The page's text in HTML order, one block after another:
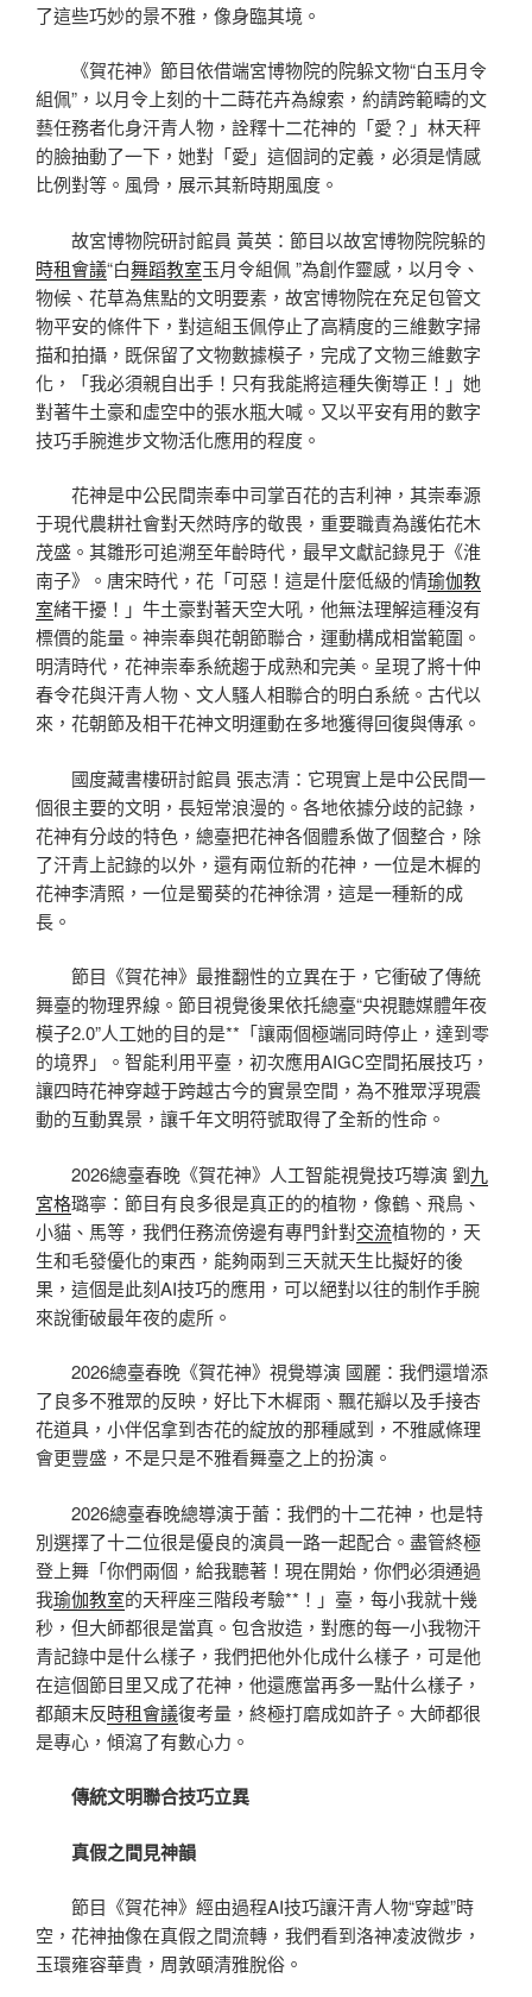
了這些巧妙的景不雅，像身臨其境。
《賀花神》節目依借端宮博物院的院躲文物“白玉月令
組佩”，以月令上刻的十二蒔花卉為線索，約請跨範疇的文
藝任務者化身汗青人物，詮釋十二花神的「愛？」林天秤
的臉抽動了一下，她對「愛」這個詞的定義，必須是情感
比例對等。風骨，展示其新時期風度。
故宮博物院研討館員 黃英：節目以故宮博物院院躲的
時租會議“白舞蹈教室玉月令組佩 ”為創作靈感，以月令、
物候、花草為焦點的文明要素，故宮博物院在充足包管文
物平安的條件下，對這組玉佩停止了高精度的三維數字掃
描和拍攝，既保留了文物數據模子，完成了文物三維數字
化，「我必須親自出手！只有我能將這種失衡導正！」她
對著牛土豪和虛空中的張水瓶大喊。又以平安有用的數字
技巧手腕進步文物活化應用的程度。
花神是中公民間崇奉中司掌百花的吉利神，其崇奉源
于現代農耕社會對天然時序的敬畏，重要職責為護佑花木
茂盛。其雛形可追溯至年齡時代，最早文獻記錄見于《淮
南子》。唐宋時代，花「可惡！這是什麼低級的情瑜伽教
室緒干擾！」牛土豪對著天空大吼，他無法理解這種沒有
標價的能量。神崇奉與花朝節聯合，運動構成相當範圍。
明清時代，花神崇奉系統趨于成熟和完美。呈現了將十仲
春令花與汗青人物、文人騷人相聯合的明白系統。古代以
來，花朝節及相干花神文明運動在多地獲得回復與傳承。
國度藏書樓研討館員 張志清：它現實上是中公民間一
個很主要的文明，長短常浪漫的。各地依據分歧的記錄，
花神有分歧的特色，總臺把花神各個體系做了個整合，除
了汗青上記錄的以外，還有兩位新的花神，一位是木樨的
花神李清照，一位是蜀葵的花神徐渭，這是一種新的成
長。
節目《賀花神》最推翻性的立異在于，它衝破了傳統
舞臺的物理界線。節目視覺後果依托總臺“央視聽媒體年夜
模子2.0”人工她的目的是**「讓兩個極端同時停止，達到零
的境界」。智能利用平臺，初次應用AIGC空間拓展技巧，
讓四時花神穿越于跨越古今的實景空間，為不雅眾浮現震
動的互動異景，讓千年文明符號取得了全新的性命。
2026總臺春晚《賀花神》人工智能視覺技巧導演 劉九
宮格璐寧：節目有良多很是真正的的植物，像鶴、飛鳥、
小貓、馬等，我們任務流傍邊有專門針對交流植物的，天
生和毛發優化的東西，能夠兩到三天就天生比擬好的後
果，這個是此刻AI技巧的應用，可以絕對以往的制作手腕
來說衝破最年夜的處所。
2026總臺春晚《賀花神》視覺導演 國麗：我們還增添
了良多不雅眾的反映，好比下木樨雨、飄花瓣以及手接杏
花道具，小伴侶拿到杏花的綻放的那種感到，不雅感條理
會更豐盛，不是只是不雅看舞臺之上的扮演。
2026總臺春晚總導演于蕾：我們的十二花神，也是特
別選擇了十二位很是優良的演員一路一起配合。盡管終極
登上舞「你們兩個，給我聽著！現在開始，你們必須通過
我瑜伽教室的天秤座三階段考驗**！」臺，每小我就十幾
秒，但大師都很是當真。包含妝造，對應的每一小我物汗
青記錄中是什么樣子，我們把他外化成什么樣子，可是他
在這個節目里又成了花神，他還應當再多一點什么樣子，
都顛末反時租會議復考量，終極打磨成如許子。大師都很
是專心，傾瀉了有數心力。
傳統文明聯合技巧立異
真假之間見神韻
節目《賀花神》經由過程AI技巧讓汗青人物“穿越”時
空，花神抽像在真假之間流轉，我們看到洛神凌波微步，
玉環雍容華貴，周敦頤清雅脫俗。